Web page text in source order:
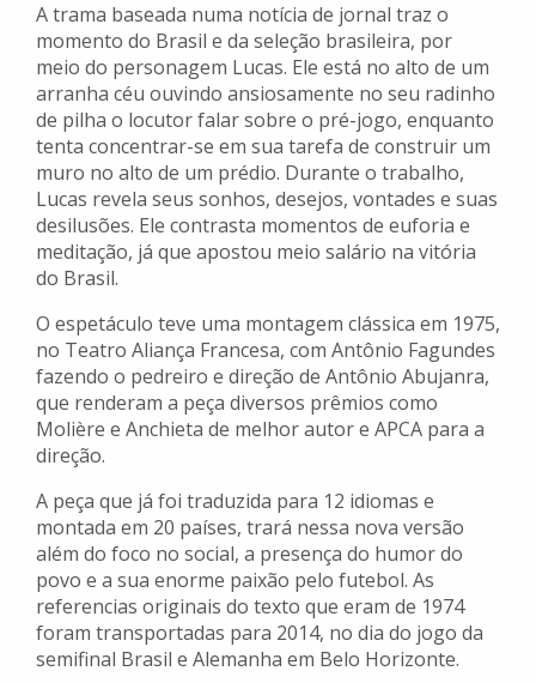
A trama baseada numa notícia de jornal traz o
momento do Brasil e da seleção brasileira, por
meio do personagem Lucas. Ele está no alto de um
arranha céu ouvindo ansiosamente no seu radinho
de pilha o locutor falar sobre o pré-jogo, enquanto
tenta concentrar-se em sua tarefa de construir um
muro no alto de um prédio. Durante o trabalho,
Lucas revela seus sonhos, desejos, vontades e suas
desilusões. Ele contrasta momentos de euforia e
meditação, já que apostou meio salário na vitória
do Brasil.
O espetáculo teve uma montagem clássica em 1975,
no Teatro Aliança Francesa, com Antônio Fagundes
fazendo o pedreiro e direção de Antônio Abujanra,
que renderam a peça diversos prêmios como
Molière e Anchieta de melhor autor e APCA para a
direção.
A peça que já foi traduzida para 12 idiomas e
montada em 20 países, trará nessa nova versão
além do foco no social, a presença do humor do
povo e a sua enorme paixão pelo futebol. As
referencias originais do texto que eram de 1974
foram transportadas para 2014, no dia do jogo da
semifinal Brasil e Alemanha em Belo Horizonte.